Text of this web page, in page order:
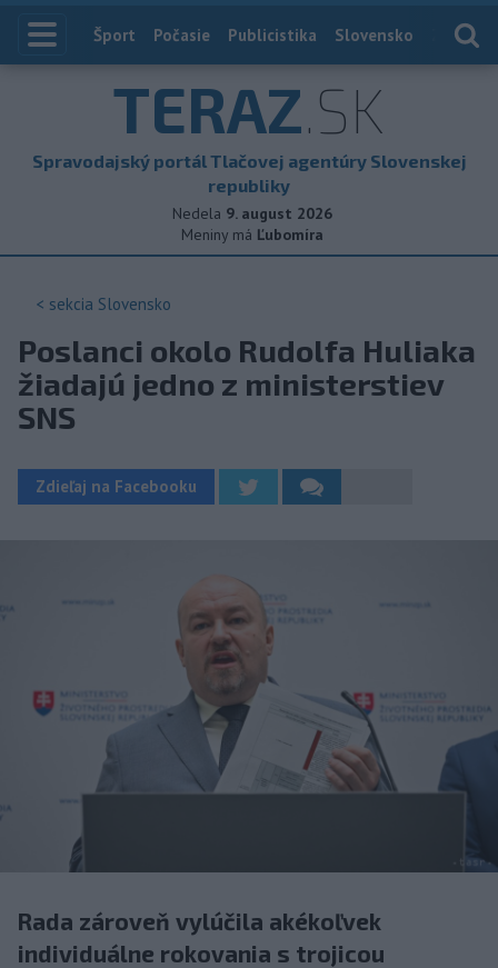
Index
Šport Počasie Publicistika Slovensko
TERAZ.SK
Spravodajský portál Tlačovej agentúry Slovenskej
republiky
Nedela 9. august 2026
Meniny má Ľubomíra
< sekcia Slovensko
Poslanci okolo Rudolfa Huliaka
žiadajú jedno z ministerstiev
SNS
Zdieľaj na Facebooku
Rada zároveň vylúčila akékoľvek
individuálne rokovania s trojicou